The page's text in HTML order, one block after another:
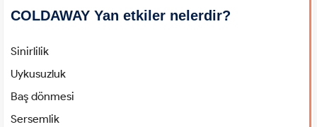
COLDAWAY Yan etkiler nelerdir?
Sinirlilik
Uykusuzluk
Baş dönmesi
Sersemlik